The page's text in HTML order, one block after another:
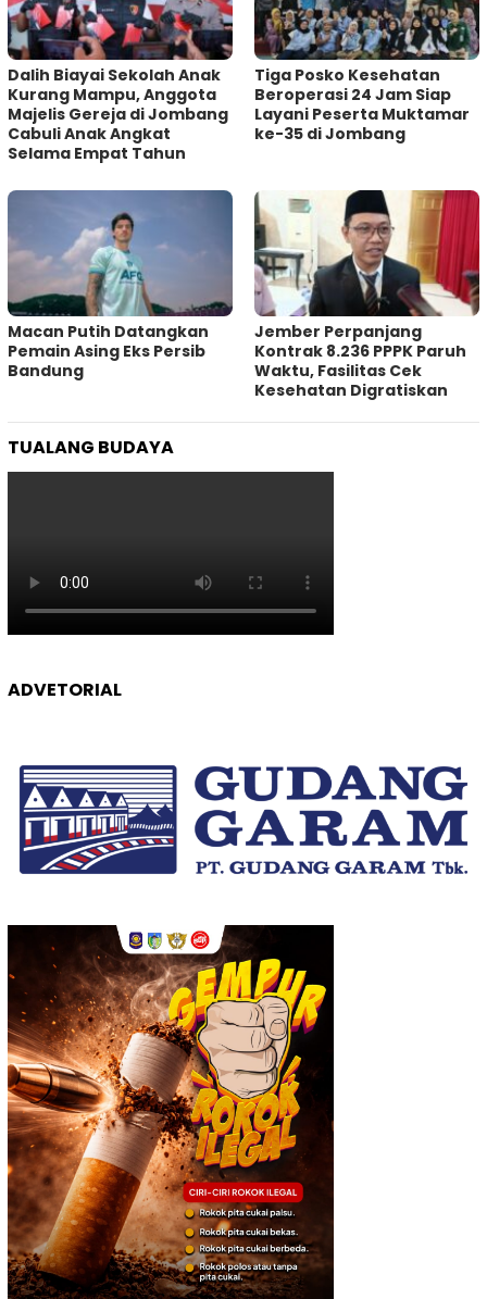
Dalih Biayai Sekolah Anak
Kurang Mampu, Anggota
Majelis Gereja di Jombang
Cabuli Anak Angkat
Selama Empat Tahun
Tiga Posko Kesehatan
Beroperasi 24 Jam Siap
Layani Peserta Muktamar
ke-35 di Jombang
Macan Putih Datangkan
Pemain Asing Eks Persib
Bandung
Jember Perpanjang
Kontrak 8.236 PPPK Paruh
Waktu, Fasilitas Cek
Kesehatan Digratiskan
TUALANG BUDAYA
ADVETORIAL